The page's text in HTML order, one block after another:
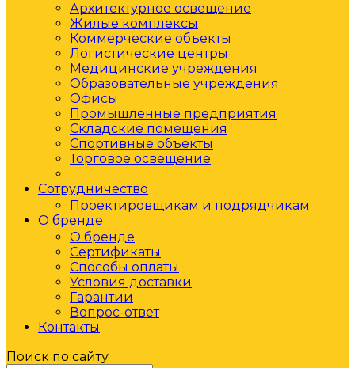
Архитектурное освещение
Жилые комплексы
Коммерческие объекты
Логистические центры
Медицинские учреждения
Образовательные учреждения
Офисы
Промышленные предприятия
Складские помещения
Спортивные объекты
Торговое освещение
Сотрудничество
Проектировщикам и подрядчикам
О бренде
О бренде
Сертификаты
Способы оплаты
Условия доставки
Гарантии
Вопрос-ответ
Контакты
Поиск по сайту